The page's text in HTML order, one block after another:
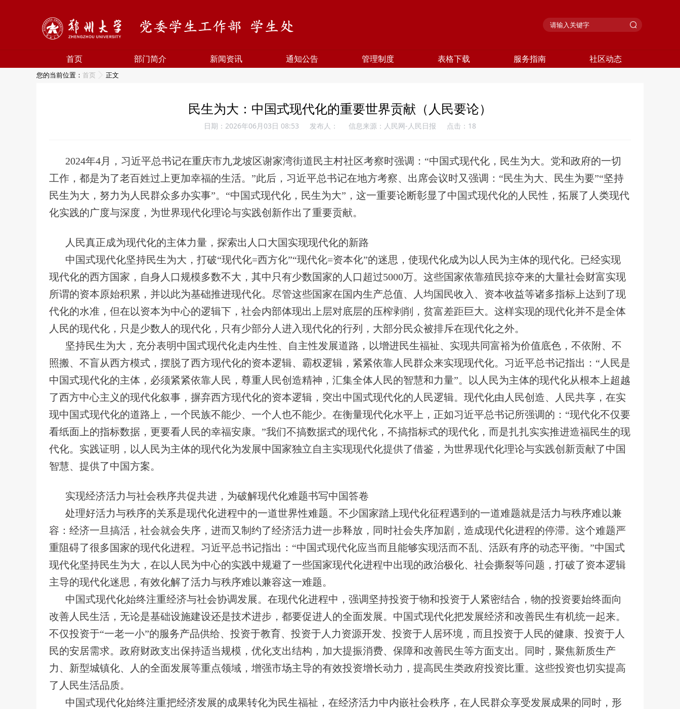
首页 部门简介 新闻资讯 通知公告 管理制度 表格下载 服务指南 社区动态
您的当前位置： 首页 正文
民生为大：中国式现代化的重要世界贡献（人民要论）
日期：2026年06月03日 08:53 发布人： 信息来源：人民网-人民日报 点击： 18
2024年4月，习近平总书记在重庆市九龙坡区谢家湾街道民主村社区考察时强调：“中国式现代化，民生为大。党和政府的一切
工作，都是为了老百姓过上更加幸福的生活。”此后，习近平总书记在地方考察、出席会议时又强调：“民生为大、民生为要”“坚持
民生为大，努力为人民群众多办实事”。“中国式现代化，民生为大”，这一重要论断彰显了中国式现代化的人民性，拓展了人类现代
化实践的广度与深度，为世界现代化理论与实践创新作出了重要贡献。
人民真正成为现代化的主体力量，探索出人口大国实现现代化的新路
中国式现代化坚持民生为大，打破“现代化=西方化”“现代化=资本化”的迷思，使现代化成为以人民为主体的现代化。已经实现
现代化的西方国家，自身人口规模多数不大，其中只有少数国家的人口超过5000万。这些国家依靠殖民掠夺来的大量社会财富实现
所谓的资本原始积累，并以此为基础推进现代化。尽管这些国家在国内生产总值、人均国民收入、资本收益等诸多指标上达到了现
代化的水准，但在以资本为中心的逻辑下，社会内部体现出上层对底层的压榨剥削，贫富差距巨大。这样实现的现代化并不是全体
人民的现代化，只是少数人的现代化，只有少部分人进入现代化的行列，大部分民众被排斥在现代化之外。
坚持民生为大，充分表明中国式现代化走内生性、自主性发展道路，以增进民生福祉、实现共同富裕为价值底色，不依附、不
照搬、不盲从西方模式，摆脱了西方现代化的资本逻辑、霸权逻辑，紧紧依靠人民群众来实现现代化。习近平总书记指出：“人民是
中国式现代化的主体，必须紧紧依靠人民，尊重人民创造精神，汇集全体人民的智慧和力量”。以人民为主体的现代化从根本上超越
了西方中心主义的现代化叙事，摒弃西方现代化的资本逻辑，突出中国式现代化的人民逻辑。现代化由人民创造、人民共享，在实
现中国式现代化的道路上，一个民族不能少、一个人也不能少。在衡量现代化水平上，正如习近平总书记所强调的：“现代化不仅要
看纸面上的指标数据，更要看人民的幸福安康。”我们不搞数据式的现代化，不搞指标式的现代化，而是扎扎实实推进造福民生的现
代化。实践证明，以人民为主体的现代化为发展中国家独立自主实现现代化提供了借鉴，为世界现代化理论与实践创新贡献了中国
智慧、提供了中国方案。
实现经济活力与社会秩序共促共进，为破解现代化难题书写中国答卷
处理好活力与秩序的关系是现代化进程中的一道世界性难题。不少国家踏上现代化征程遇到的一道难题就是活力与秩序难以兼
容：经济一旦搞活，社会就会失序，进而又制约了经济活力进一步释放，同时社会失序加剧，造成现代化进程的停滞。这个难题严
重阻碍了很多国家的现代化进程。习近平总书记指出：“中国式现代化应当而且能够实现活而不乱、活跃有序的动态平衡。”中国式
现代化坚持民生为大，在以人民为中心的实践中规避了一些国家现代化进程中出现的政治极化、社会撕裂等问题，打破了资本逻辑
主导的现代化迷思，有效化解了活力与秩序难以兼容这一难题。
中国式现代化始终注重经济与社会协调发展。在现代化进程中，强调坚持投资于物和投资于人紧密结合，物的投资要始终面向
改善人民生活，无论是基础设施建设还是技术进步，都要促进人的全面发展。中国式现代化把发展经济和改善民生有机统一起来。
不仅投资于“一老一小”的服务产品供给、投资于教育、投资于人力资源开发、投资于人居环境，而且投资于人民的健康、投资于人
民的安居需求。政府财政支出保持适当规模，优化支出结构，加大提振消费、保障和改善民生等方面支出。同时，聚焦新质生产
力、新型城镇化、人的全面发展等重点领域，增强市场主导的有效投资增长动力，提高民生类政府投资比重。这些投资也切实提高
了人民生活品质。
中国式现代化始终注重把经济发展的成果转化为民生福祉，在经济活力中内嵌社会秩序，在人民群众享受发展成果的同时，形